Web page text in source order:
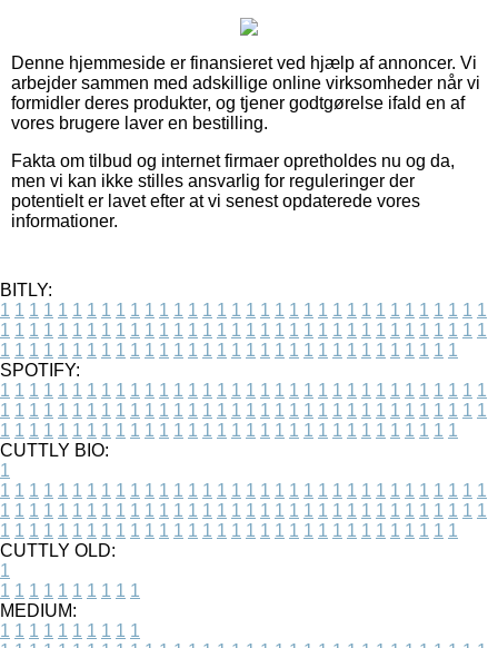
Denne hjemmeside er finansieret ved hjælp af annoncer. Vi
arbejder sammen med adskillige online virksomheder når vi
formidler deres produkter, og tjener godtgørelse ifald en af
vores brugere laver en bestilling.
Fakta om tilbud og internet firmaer opretholdes nu og da,
men vi kan ikke stilles ansvarlig for reguleringer der
potentielt er lavet efter at vi senest opdaterede vores
informationer.
BITLY:
1 1 1 1 1 1 1 1 1 1 1 1 1 1 1 1 1 1 1 1 1 1 1 1 1 1 1 1 1 1 1 1 1 1
1 1 1 1 1 1 1 1 1 1 1 1 1 1 1 1 1 1 1 1 1 1 1 1 1 1 1 1 1 1 1 1 1 1
1 1 1 1 1 1 1 1 1 1 1 1 1 1 1 1 1 1 1 1 1 1 1 1 1 1 1 1 1 1 1 1
SPOTIFY:
1 1 1 1 1 1 1 1 1 1 1 1 1 1 1 1 1 1 1 1 1 1 1 1 1 1 1 1 1 1 1 1 1 1
1 1 1 1 1 1 1 1 1 1 1 1 1 1 1 1 1 1 1 1 1 1 1 1 1 1 1 1 1 1 1 1 1 1
1 1 1 1 1 1 1 1 1 1 1 1 1 1 1 1 1 1 1 1 1 1 1 1 1 1 1 1 1 1 1 1
CUTTLY BIO:
1
1 1 1 1 1 1 1 1 1 1 1 1 1 1 1 1 1 1 1 1 1 1 1 1 1 1 1 1 1 1 1 1 1 1
1 1 1 1 1 1 1 1 1 1 1 1 1 1 1 1 1 1 1 1 1 1 1 1 1 1 1 1 1 1 1 1 1 1
1 1 1 1 1 1 1 1 1 1 1 1 1 1 1 1 1 1 1 1 1 1 1 1 1 1 1 1 1 1 1 1
CUTTLY OLD:
1
1 1 1 1 1 1 1 1 1 1
MEDIUM:
1 1 1 1 1 1 1 1 1 1